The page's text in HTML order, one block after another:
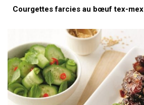
Courgettes farcies au bœuf tex-mex